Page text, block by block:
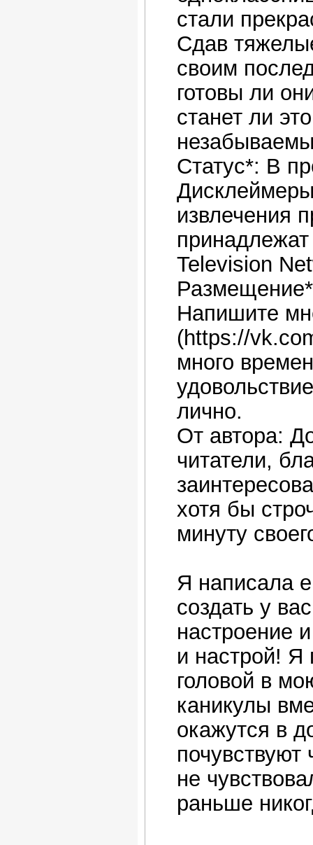
стали
Сдав
своим
готовы ли
станет ли
Статус*: В
извлечения
Television
Напишите
(https://
много
лично.
От автора:
читатели,
хотя бы
минуту
Я написала
создать у
настроение
и настрой! Я
головой в
каникулы
окажутся в
почувствуют
не
раньше